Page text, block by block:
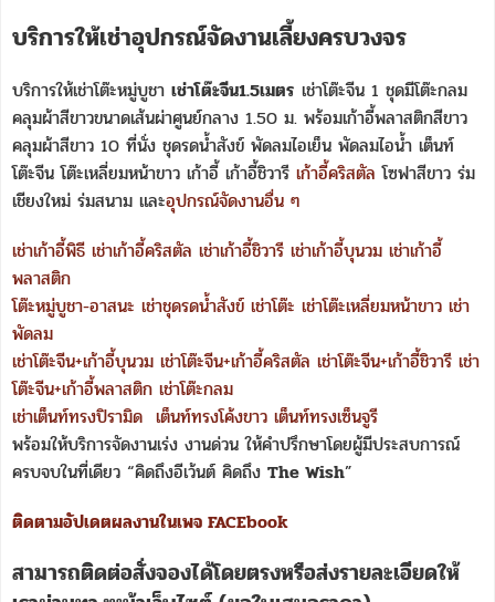
บริการให้เช่าอุปกรณ์จัดงานเลี้ยงครบวงจร
บริการให้เช่าโต๊ะหมู่บูชา เช่าโต๊ะจีน1.5เมตร เช่าโต๊ะจีน 1 ชุดมีโต๊ะกลม
คลุมผ้าสีขาวขนาดเส้นผ่าศูนย์กลาง 1.50 ม. พร้อมเก้าอี้พลาสติกสีขาว
คลุมผ้าสีขาว 10 ที่นั่ง ชุดรดน้ำสังข์ พัดลมไอเย็น พัดลมไอน้ำ เต็นท์
โต๊ะจีน โต๊ะเหลี่ยมหน้าขาว เก้าอี้ เก้าอี้ชิวารี เก้าอี้คริสตัล โซฟาสีขาว ร่ม
เชียงใหม่ ร่มสนาม และอุปกรณ์จัดงานอื่น ๆ
เช่าเก้าอี้พิธี เช่าเก้าอี้คริสตัล เช่าเก้าอี้ชิวารี เช่าเก้าอี้บุนวม เช่าเก้าอี้
พลาสติก
โต๊ะหมู่บูชา-อาสนะ เช่าชุดรดน้ำสังข์ เช่าโต๊ะ เช่าโต๊ะเหลี่ยมหน้าขาว เช่า
พัดลม
เช่าโต๊ะจีน+เก้าอี้บุนวม เช่าโต๊ะจีน+เก้าอี้คริสตัล เช่าโต๊ะจีน+เก้าอี้ชิวารี เช่า
โต๊ะจีน+เก้าอี้พลาสติก เช่าโต๊ะกลม
เช่าเต็นท์ทรงปิรามิด เต็นท์ทรงโค้งขาว เต็นท์ทรงเซ็นจูรี
พร้อมให้บริการจัดงานเร่ง งานด่วน ให้คำปรึกษาโดยผู้มีประสบการณ์
ครบจบในที่เดียว “คิดถึงอีเว้นต์ คิดถึง The Wish”
ติดตามอัปเดตผลงานในเพจ FACEbook
สามารถติดต่อสั่งจองได้โดยตรงหรือส่งรายละเอียดให้